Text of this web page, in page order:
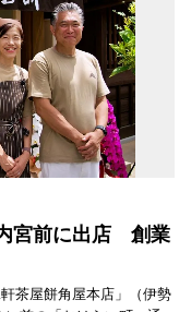
宮前に出店 創業
茶屋餅角屋本店」（伊勢